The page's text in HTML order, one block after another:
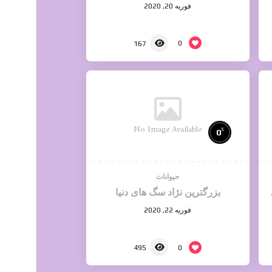
فوریه 20, 2020
0
167
No Image Available 0%
حیوانات
بزرگترین نژاد سگ های دنیا
فوریه 22, 2020
0
495